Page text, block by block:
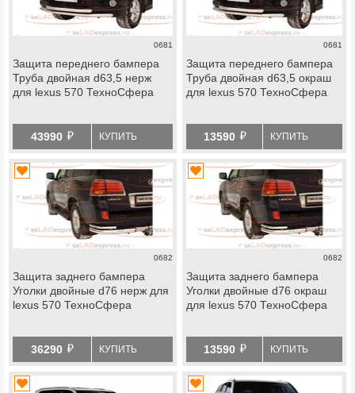
0681
Защита переднего бампера
Труба двойная d63,5 нерж
для lexus 570 ТехноСфера
43990 й КУПИТЬ
0681
Защита переднего бампера
Труба двойная d63,5 окраш
для lexus 570 ТехноСфера
13590 й КУПИТЬ
0682
Защита заднего бампера
Уголки двойные d76 нерж для
lexus 570 ТехноСфера
36290 й КУПИТЬ
0682
Защита заднего бампера
Уголки двойные d76 окраш
для lexus 570 ТехноСфера
13590 й КУПИТЬ